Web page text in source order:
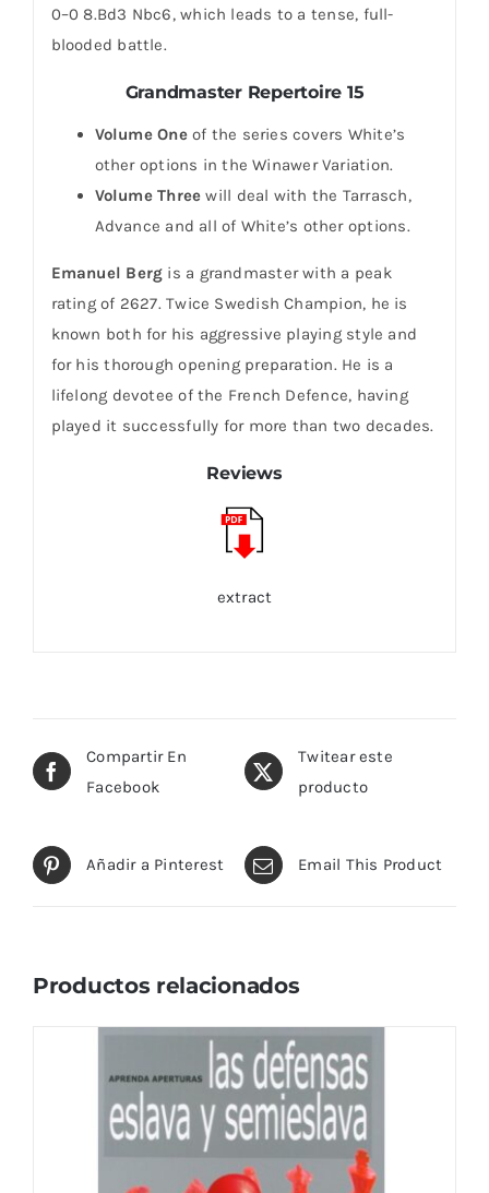
0–0 8.Bd3 Nbc6, which leads to a tense, full-
blooded battle.
Grandmaster Repertoire 15
Volume Oneof the series covers White’s
other options in the Winawer Variation.
Volume Three will deal with the Tarrasch,
Advance and all of White’s other options.
Emanuel Berg is a grandmaster with a peak
rating of 2627. Twice Swedish Champion, he is
known both for his aggressive playing style and
for his thorough opening preparation. He is a
lifelong devotee of the French Defence, having
played it successfully for more than two decades.
Reviews
extract
Compartir En
Facebook
Twitear este
producto
Añadir a Pinterest Email This Product
Productos relacionados